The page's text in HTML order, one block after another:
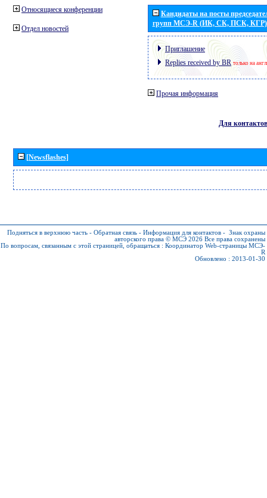
Относящиеся конференции
Отдел новостей
Кандидаты на посты
групп МСЭ-R (ИК, СК, ПСК, КГР)
Приглашение
Replies received by BR только на
Прочая информация
Для контактов
[Newsflashes]
Подняться в верхнюю часть - Обратная связь - Информация для контактов - Знак охраны
авторского права © МСЭ 2026 Все права сохранены
По вопросам, связанным с этой страницей, обращаться : Координатор Web-страницы МСЭ-
R
Обновлено : 2013-01-30